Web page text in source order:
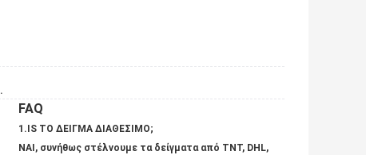
1723502
FAQ
1.IS ΤΟ ΔΕΙΓΜΑ ΔΙΑΘΕΣΙΜΟ;
ΝΑΙ, συνήθως στέλνουμε τα δείγματα από TNT, DHL,